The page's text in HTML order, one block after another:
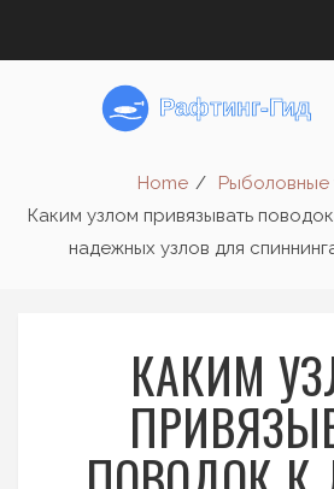
Home
Рыболовные
Каким узлом привязывать
надежных узлов для
КАКИМ